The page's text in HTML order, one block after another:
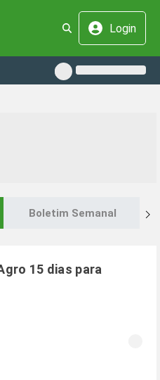
Login
Boletim Semanal
15 dias para